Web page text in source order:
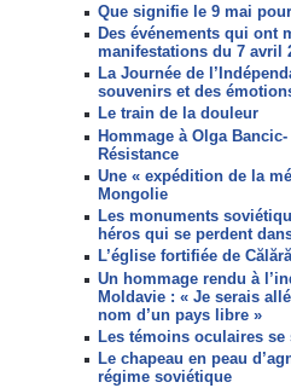
Que signifie le 9 mai
Des événements qui ont
manifestations du 7 avril
La Journée de
souvenirs et des
Le train de la douleur
Hommage à Olga
Résistance
Une « expédition de la
Mongolie
Les monuments
héros qui se perdent
L’église fortifiée de
Un hommage rendu à
Moldavie : « Je serais
nom d’un pays libre »
Les témoins oculaires
Le chapeau en peau
régime soviétique